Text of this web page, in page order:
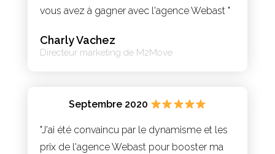
vous avez à gagner avec l'agence Webast "
Charly Vachez
Directeur marketing de M2Move
Septembre 2020
"J'ai été convaincu par le dynamisme et les
prix de l'agence Webast pour booster ma